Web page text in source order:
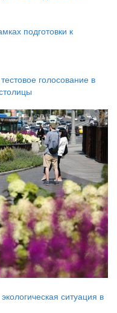
подготовки к
голосование в
ситуация в